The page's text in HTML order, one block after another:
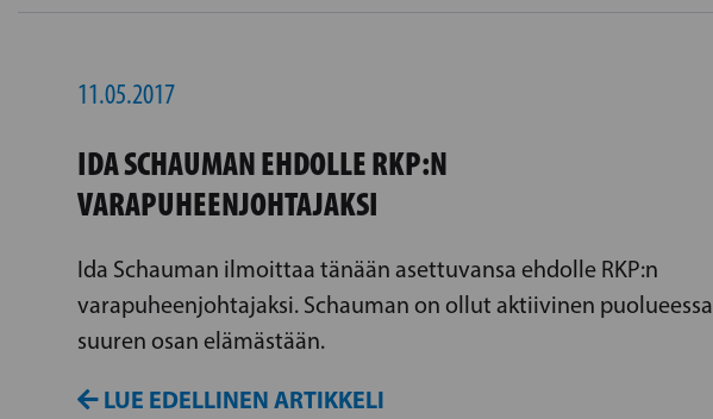
11.05.2017
IDA SCHAUMAN EHDOLLE RKP:N
VARAPUHEENJOHTAJAKSI
Ida Schauman ilmoittaa tänään asettuvansa ehdolle RKP:n
varapuheenjohtajaksi. Schauman on ollut aktiivinen puolueessa
suuren osan elämästään.
LUE EDELLINEN ARTIKKELI